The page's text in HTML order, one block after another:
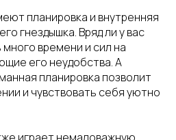
планировка и внутренняя
гнездышка. Вряд ли у вас
времени и сил на
его неудобства. А
планировка позволит
и чувствовать себя уютно